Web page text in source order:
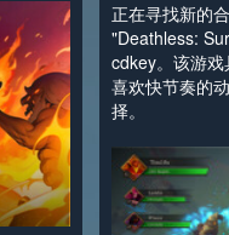
正在寻找新的
"Deathless:
cdkey。该游
喜欢快节奏的
择。
<